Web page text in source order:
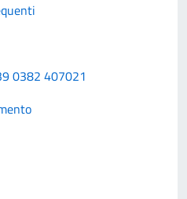
0382 407021